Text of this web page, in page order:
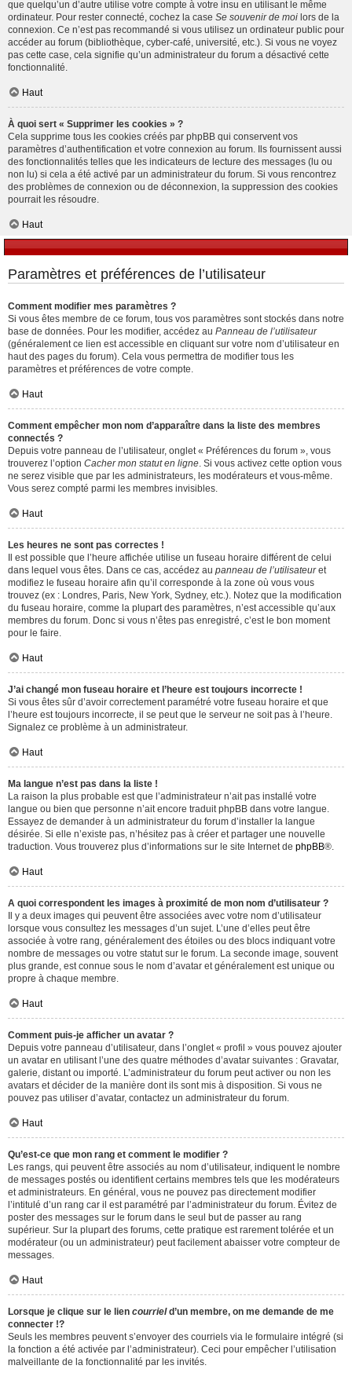
que quelqu’un d’autre utilise votre compte à votre insu en utilisant le même
ordinateur. Pour rester connecté, cochez la case Se souvenir de moi lors de la
connexion. Ce n’est pas recommandé si vous utilisez un ordinateur public pour
accéder au forum (bibliothèque, cyber-café, université, etc.). Si vous ne voyez
pas cette case, cela signifie qu’un administrateur du forum a désactivé cette
fonctionnalité.
Haut
À quoi sert « Supprimer les cookies » ?
Cela supprime tous les cookies créés par phpBB qui conservent vos
paramètres d’authentification et votre connexion au forum. Ils fournissent aussi
des fonctionnalités telles que les indicateurs de lecture des messages (lu ou
non lu) si cela a été activé par un administrateur du forum. Si vous rencontrez
des problèmes de connexion ou de déconnexion, la suppression des cookies
pourrait les résoudre.
Haut
Paramètres et préférences de l’utilisateur
Comment modifier mes paramètres ?
Si vous êtes membre de ce forum, tous vos paramètres sont stockés dans notre
base de données. Pour les modifier, accédez au Panneau de l’utilisateur
(généralement ce lien est accessible en cliquant sur votre nom d’utilisateur en
haut des pages du forum). Cela vous permettra de modifier tous les
paramètres et préférences de votre compte.
Haut
Comment empêcher mon nom d’apparaître dans la liste des membres
connectés ?
Depuis votre panneau de l’utilisateur, onglet « Préférences du forum », vous
trouverez l’option Cacher mon statut en ligne . Si vous activez cette option vous
ne serez visible que par les administrateurs, les modérateurs et vous-même.
Vous serez compté parmi les membres invisibles.
Haut
Les heures ne sont pas correctes !
Il est possible que l’heure affichée utilise un fuseau horaire différent de celui
dans lequel vous êtes. Dans ce cas, accédez au panneau de l’utilisateuret
modifiez le fuseau horaire afin qu’il corresponde à la zone où vous vous
trouvez (ex : Londres, Paris, New York, Sydney, etc.). Notez que la modification
du fuseau horaire, comme la plupart des paramètres, n’est accessible qu’aux
membres du forum. Donc si vous n’êtes pas enregistré, c’est le bon moment
pour le faire.
Haut
J’ai changé mon fuseau horaire et l’heure est toujours incorrecte !
Si vous êtes sûr d’avoir correctement paramétré votre fuseau horaire et que
l’heure est toujours incorrecte, il se peut que le serveur ne soit pas à l’heure.
Signalez ce problème à un administrateur.
Haut
Ma langue n’est pas dans la liste !
La raison la plus probable est que l’administrateur n’ait pas installé votre
langue ou bien que personne n’ait encore traduit phpBB dans votre langue.
Essayez de demander à un administrateur du forum d’installer la langue
désirée. Si elle n’existe pas, n’hésitez pas à créer et partager une nouvelle
traduction. Vous trouverez plus d’informations sur le site Internet de phpBB®.
Haut
A quoi correspondent les images à proximité de mon nom d’utilisateur ?
Il y a deux images qui peuvent être associées avec votre nom d’utilisateur
lorsque vous consultez les messages d’un sujet. L’une d’elles peut être
associée à votre rang, généralement des étoiles ou des blocs indiquant votre
nombre de messages ou votre statut sur le forum. La seconde image, souvent
plus grande, est connue sous le nom d’avatar et généralement est unique ou
propre à chaque membre.
Haut
Comment puis-je afficher un avatar ?
Depuis votre panneau d’utilisateur, dans l’onglet « profil » vous pouvez ajouter
un avatar en utilisant l’une des quatre méthodes d’avatar suivantes : Gravatar,
galerie, distant ou importé. L’administrateur du forum peut activer ou non les
avatars et décider de la manière dont ils sont mis à disposition. Si vous ne
pouvez pas utiliser d’avatar, contactez un administrateur du forum.
Haut
Qu’est-ce que mon rang et comment le modifier ?
Les rangs, qui peuvent être associés au nom d’utilisateur, indiquent le nombre
de messages postés ou identifient certains membres tels que les modérateurs
et administrateurs. En général, vous ne pouvez pas directement modifier
l’intitulé d’un rang car il est paramétré par l’administrateur du forum. Évitez de
poster des messages sur le forum dans le seul but de passer au rang
supérieur. Sur la plupart des forums, cette pratique est rarement tolérée et un
modérateur (ou un administrateur) peut facilement abaisser votre compteur de
messages.
Haut
Lorsque je clique sur le lien courrield’un membre, on me demande de me
connecter !?
Seuls les membres peuvent s’envoyer des courriels via le formulaire intégré (si
la fonction a été activée par l’administrateur). Ceci pour empêcher l’utilisation
malveillante de la fonctionnalité par les invités.